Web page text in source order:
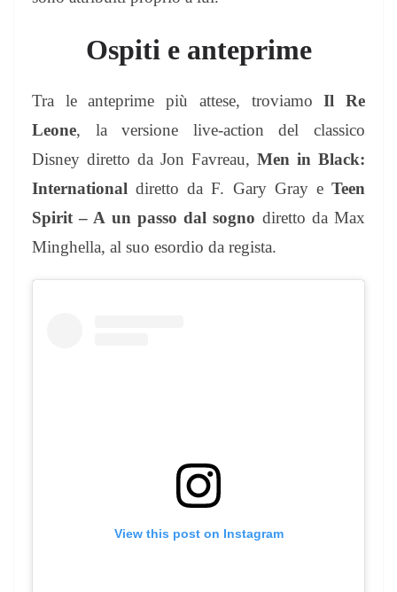
Ospiti e anteprime
Tra le anteprime più attese, troviamoIl Re
Leone, la versione live-action del classico
Disney diretto da Jon Favreau, Men in Black:
Internationaldiretto da F. Gary Gray eTeen
Spirit – A un passo dal sogno diretto da Max
Minghella, al suo esordio da regista.
View this post on Instagram